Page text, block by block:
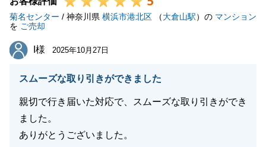
菊名センター / 神奈川県 横浜市港北区 （大倉山駅）の マンション
を ご売却
I様
I様 2025年10月27日
スムーズな取り引きができました
親切で行き届いた対応で、スムーズな取り引きができ
ました。
ありがとうございました。